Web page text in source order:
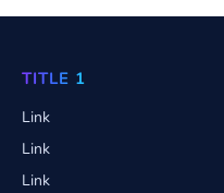
TITLE 1
Link
Link
Link